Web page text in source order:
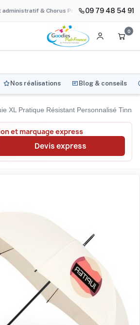
& Chorus Pro BAT systématique
09 79 48 54 91
0
Nos réalisations Blog & conseils
XL Pratique Résistant Personnalisé Tinnar
et marquage express
Devis express